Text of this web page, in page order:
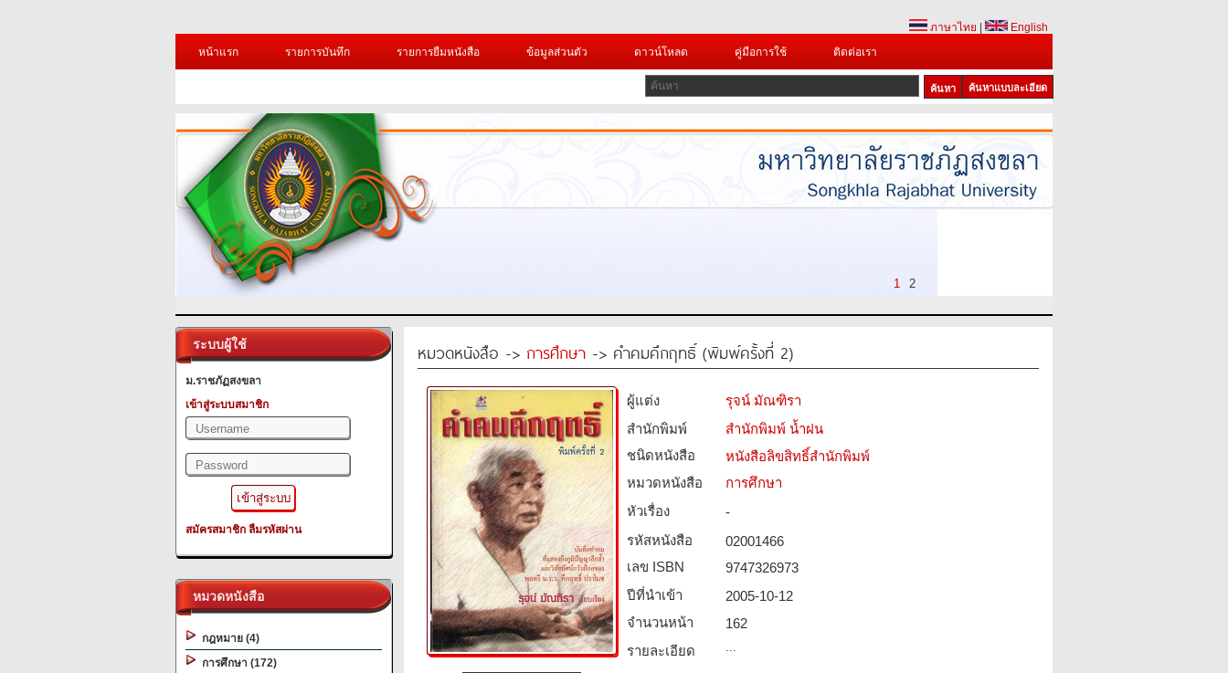
ภาษาไทย
English
หน้าแรก
รายการบันทึก รายการยืมหนังสือ ข้อมูลส่วนตัว ดาวน์โหลด คู่มือการใช้ ติดต่อเรา
ค้นหาแบบละเอียด
1 2
ระบบผู้ใช้
ม.ราชภัฏสงขลา
เข้าสู่ระบบสมาชิก
สมัครสมาชิก ลืมรหัสผ่าน
หมวดหนังสือ
กฎหมาย (4)
การศึกษา (172)
หมวดหนังสือ -> การศึกษา -> คำคมคึกฤทธิ์ (พิมพ์ครั้งที่ 2)
ผู้แต่ง
รุจน์ มัณฑิรา
สำนักพิมพ์
สำนักพิมพ์ น้ำฝน
ชนิดหนังสือ­
หนังสือลิขสิทธิ์สำนักพิมพ์
หมวดหนังสือ­
การศึกษา
หัวเรื่อง
-
รหัสหนังสือ­
02001466
เลข ISBN
9747326973
ปีที่นำเข้า
2005-10-12
จำนวนหน้า
162
รายละเอียด
...